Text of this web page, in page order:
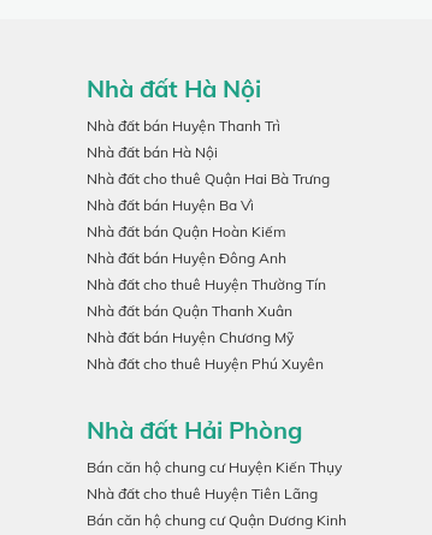
Nhà đất Hà Nội
Nhà đất bán Huyện Thanh Trì
Nhà đất bán Hà Nội
Nhà đất cho thuê Quận Hai Bà Trưng
Nhà đất bán Huyện Ba Vì
Nhà đất bán Quận Hoàn Kiếm
Nhà đất bán Huyện Đông Anh
Nhà đất cho thuê Huyện Thường Tín
Nhà đất bán Quận Thanh Xuân
Nhà đất bán Huyện Chương Mỹ
Nhà đất cho thuê Huyện Phú Xuyên
Nhà đất Hải Phòng
Bán căn hộ chung cư Huyện Kiến Thụy
Nhà đất cho thuê Huyện Tiên Lãng
Bán căn hộ chung cư Quận Dương Kinh